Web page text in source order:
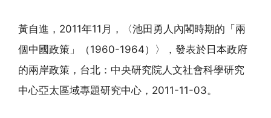
黃自進，2011年11月，〈池田勇人內閣時期的「兩
個中國政策」（1960-1964）〉，發表於日本政府
的兩岸政策，台北：中央研究院人文社會科學研究
中心亞太區域專題研究中心，2011-11-03。